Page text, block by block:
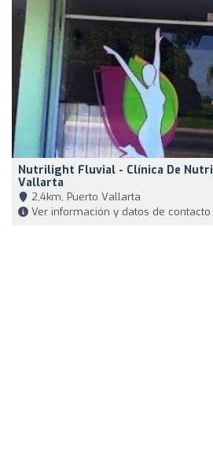
Nutrilight Fluvial - Clínica De
Vallarta
2,4km, Puerto Vallarta
Ver información y datos de contacto